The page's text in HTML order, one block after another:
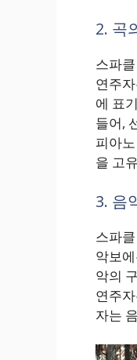
2. 곡
스파
연주
에 표
들어,
피아
을 고
3. 음
스파
악보
악의
연주
자는